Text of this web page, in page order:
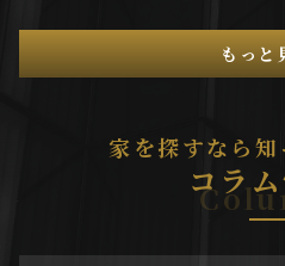
2026.08.06
ユ
◎多
◎オ
お
もっと
家を探すなら
コラ